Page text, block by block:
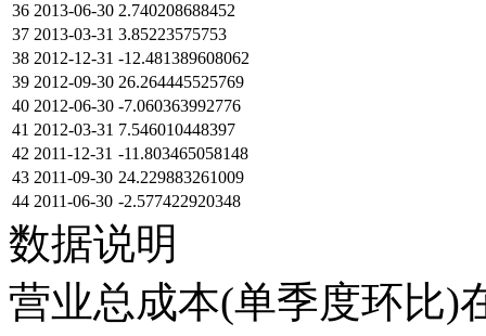
36 2013-06-30 2.740208688452
37 2013-03-31 3.85223575753
38 2012-12-31 -12.481389608062
39 2012-09-30 26.264445525769
40 2012-06-30 -7.060363992776
41 2012-03-31 7.546010448397
42 2011-12-31 -11.803465058148
43 2011-09-30 24.229883261009
44 2011-06-30 -2.577422920348
数据说明
营业总成本(单季度环比)